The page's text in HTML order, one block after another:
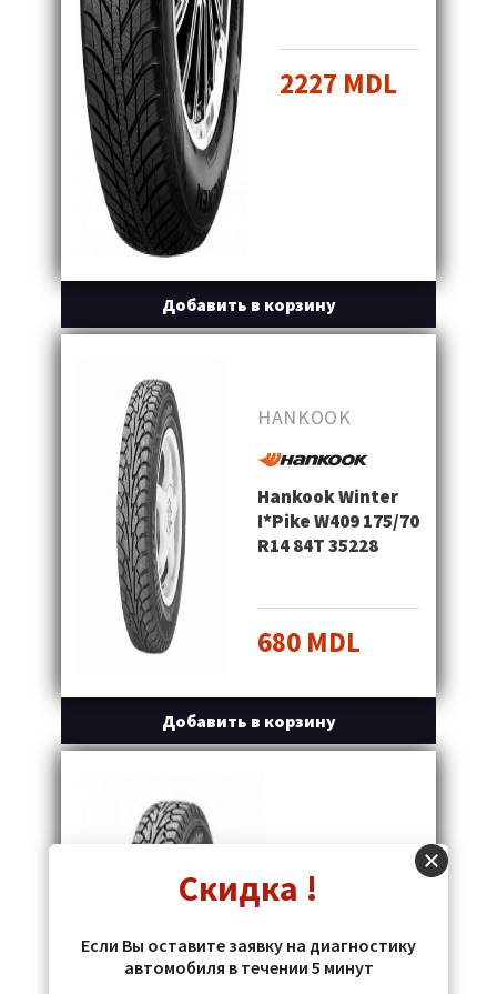
2227 MDL
Добавить в корзину
HANKOOK
Hankook Winter
I*Pike W409 175/70
R14 84T 35228
680 MDL
Добавить в корзину
Hankook
W409 175/70
Скидка !
Если Вы оставите заявку на диагностику
автомобиля в течении 5 минут